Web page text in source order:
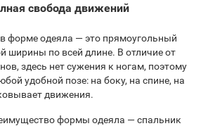
свобода движений
форме одеяла — это прямоугольный
ширины по всей длине. В отличие от
здесь нет сужения к ногам, поэтому
удобной позе: на боку, на спине, на
движения.
формы одеяла — спальник